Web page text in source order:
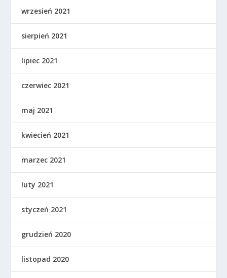
wrzesień 2021
sierpień 2021
lipiec 2021
czerwiec 2021
maj 2021
kwiecień 2021
marzec 2021
luty 2021
styczeń 2021
grudzień 2020
listopad 2020